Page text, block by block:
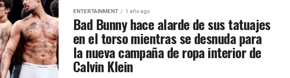
ENTERTAINMENT 1 año ago
Bad Bunny hace alarde de sus tatuajes
en el torso mientras se desnuda para
la nueva campaña de ropa interior de
Calvin Klein